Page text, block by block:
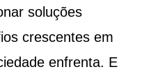
soluções
crescentes em
enfrenta. E